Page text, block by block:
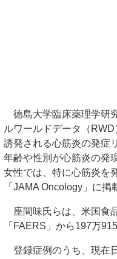
徳島大学臨床薬理学研
ルワールドデータ（
誘発される心筋炎の発症
年齢や性別が心筋炎の発
女性では、特に心筋炎を
「JAMA Oncology」に掲
座間味氏らは、米国食
「FAERS」から197万
登録症例のうち、現在